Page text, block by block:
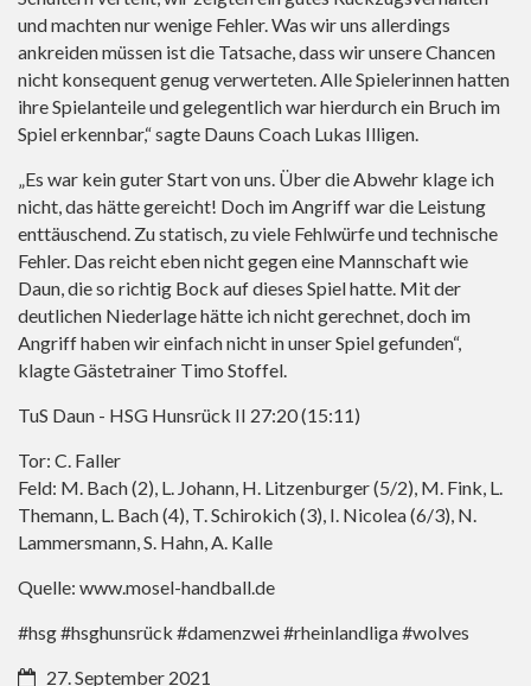
und machten nur wenige Fehler. Was wir uns allerdings
ankreiden müssen ist die Tatsache, dass wir unsere Chancen
nicht konsequent genug verwerteten. Alle Spielerinnen hatten
ihre Spielanteile und gelegentlich war hierdurch ein Bruch im
Spiel erkennbar,“ sagte Dauns Coach Lukas Illigen.
„Es war kein guter Start von uns. Über die Abwehr klage ich
nicht, das hätte gereicht! Doch im Angriff war die Leistung
enttäuschend. Zu statisch, zu viele Fehlwürfe und technische
Fehler. Das reicht eben nicht gegen eine Mannschaft wie
Daun, die so richtig Bock auf dieses Spiel hatte. Mit der
deutlichen Niederlage hätte ich nicht gerechnet, doch im
Angriff haben wir einfach nicht in unser Spiel gefunden“,
klagte Gästetrainer Timo Stoffel.
TuS Daun - HSG Hunsrück II 27:20 (15:11)
Tor: C. Faller
Feld: M. Bach (2), L. Johann, H. Litzenburger (5/2), M. Fink, L.
Themann, L. Bach (4), T. Schirokich (3), I. Nicolea (6/3), N.
Lammersmann, S. Hahn, A. Kalle
Quelle: www.mosel-handball.de
#hsg #hsghunsrück #damenzwei #rheinlandliga #wolves
27. September 2021